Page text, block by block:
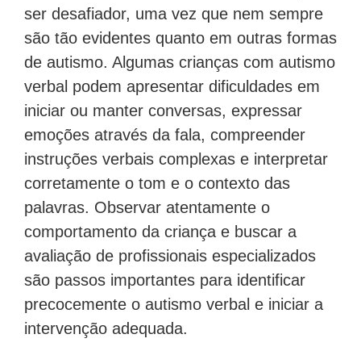
ser desafiador, uma vez que nem sempre
são tão evidentes quanto em outras formas
de autismo. Algumas crianças com autismo
verbal podem apresentar dificuldades em
iniciar ou manter conversas, expressar
emoções através da fala, compreender
instruções verbais complexas e interpretar
corretamente o tom e o contexto das
palavras. Observar atentamente o
comportamento da criança e buscar a
avaliação de profissionais especializados
são passos importantes para identificar
precocemente o autismo verbal e iniciar a
intervenção adequada.